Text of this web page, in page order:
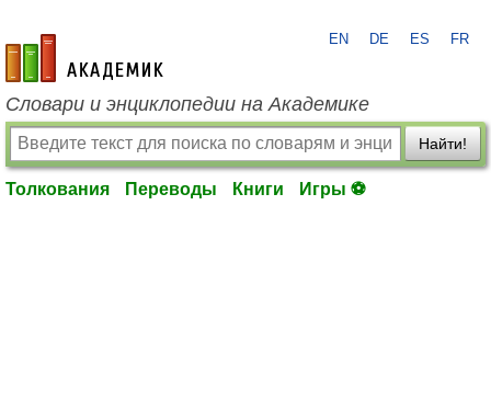
academic.ru
EN DE ES FR
Словари и энциклопедии на Академике
Найти!
Толкования Переводы Книги Игры ⚽